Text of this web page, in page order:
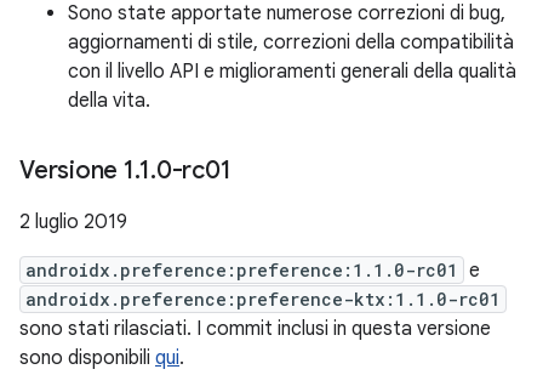
Sono state apportate numerose correzioni di bug,
aggiornamenti di stile, correzioni della compatibilità
con il livello API e miglioramenti generali della qualità
della vita.
Versione 1.1.0-rc01
2 luglio 2019
androidx.preference:preference:1.1.0-rc01 e
androidx.preference:preference-ktx:1.1.0-rc01
sono stati rilasciati. I commit inclusi in questa versione
sono disponibili qui.